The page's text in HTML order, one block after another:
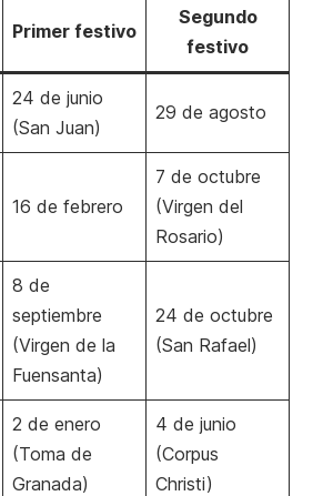
Primer festivo
Segundo
festivo
24 de junio
(San Juan)
29 de agosto
16 de febrero
7 de octubre
(Virgen del
Rosario)
8 de
septiembre
(Virgen de la
Fuensanta)
24 de octubre
(San Rafael)
2 de enero
(Toma de
Granada)
4 de junio
(Corpus
Christi)